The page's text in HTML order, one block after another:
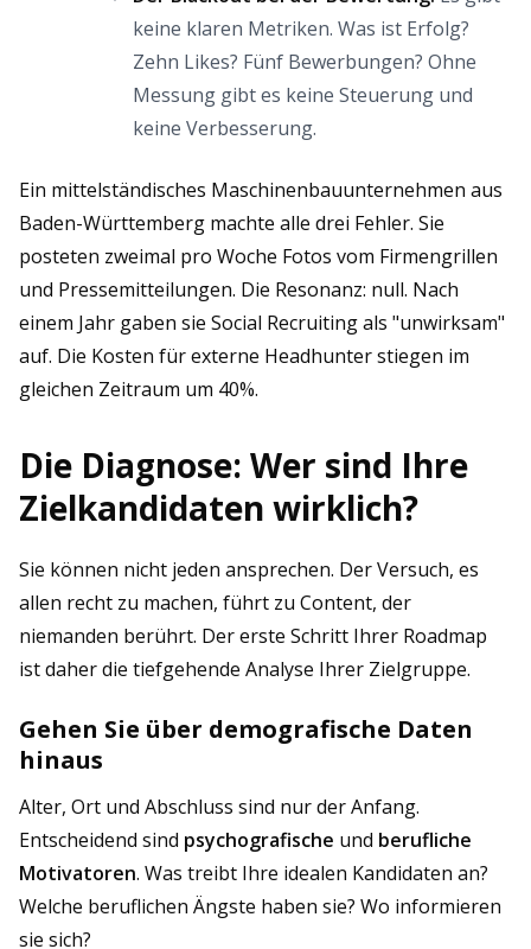
keine klaren Metriken. Was ist Erfolg?
Zehn Likes? Fünf Bewerbungen? Ohne
Messung gibt es keine Steuerung und
keine Verbesserung.
Ein mittelständisches Maschinenbauunternehmen aus
Baden-Württemberg machte alle drei Fehler. Sie
posteten zweimal pro Woche Fotos vom Firmengrillen
und Pressemitteilungen. Die Resonanz: null. Nach
einem Jahr gaben sie Social Recruiting als "unwirksam"
auf. Die Kosten für externe Headhunter stiegen im
gleichen Zeitraum um 40%.
Die Diagnose: Wer sind Ihre
Zielkandidaten wirklich?
Sie können nicht jeden ansprechen. Der Versuch, es
allen recht zu machen, führt zu Content, der
niemanden berührt. Der erste Schritt Ihrer Roadmap
ist daher die tiefgehende Analyse Ihrer Zielgruppe.
Gehen Sie über demografische Daten
hinaus
Alter, Ort und Abschluss sind nur der Anfang.
Entscheidend sind psychografische und berufliche
Motivatoren. Was treibt Ihre idealen Kandidaten an?
Welche beruflichen Ängste haben sie? Wo informieren
sie sich?